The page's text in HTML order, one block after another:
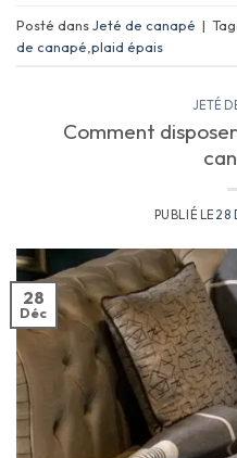
Posté dansJeté de canapé |
de canapé plaid épais
JETÉ
Comment
PUBLIÉ LE28
28
Déc